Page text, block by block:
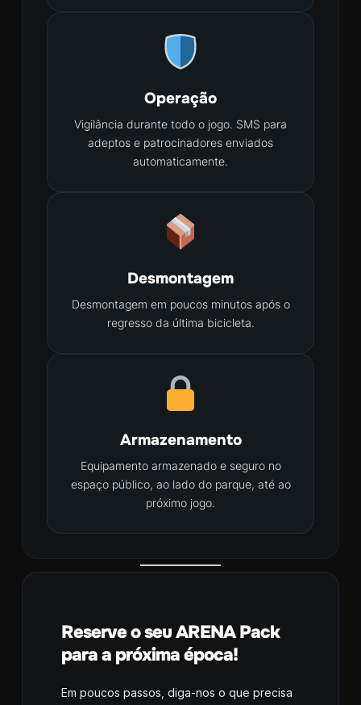
Operação
Vigilância durante todo o jogo. SMS para
adeptos e patrocinadores enviados
automaticamente.
Desmontagem
Desmontagem em poucos minutos após o
regresso da última bicicleta.
Armazenamento
Equipamento armazenado e seguro no
espaço público, ao lado do parque, até ao
próximo jogo.
Reserve o seu ARENA Pack
para a próxima época!
Em poucos passos, diga-nos o que precisa